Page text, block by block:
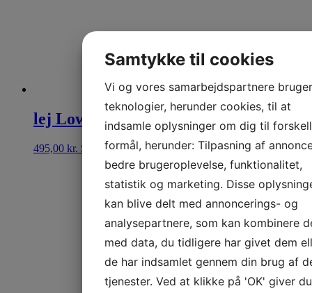
lej Low Fog Røgmaskine
495,00 kr. Se mere
Samtykke til cookies
Vi og vores samarbejdspartnere bruger
teknologier, herunder cookies, til at
indsamle oplysninger om dig til
formål, herunder: Tilpasning af
bedre brugeroplevelse, funktionalitet,
statistik og marketing. Disse
kan blive delt med annoncerings- og
analysepartnere, som kan kombinere
med data, du tidligere har givet dem
de har indsamlet gennem din brug af
tjenester. Ved at klikke på 'OK' giver du